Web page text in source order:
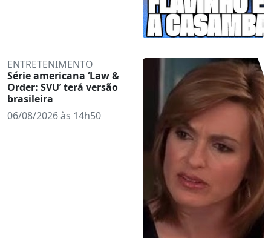
ENTRETENIMENTO
Série americana ‘Law &
Order: SVU’ terá versão
brasileira
06/08/2026 às 14h50